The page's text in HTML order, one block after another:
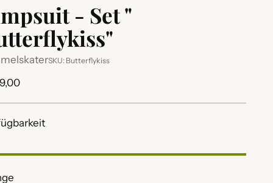
- Set "
SKU: Butterflykiss